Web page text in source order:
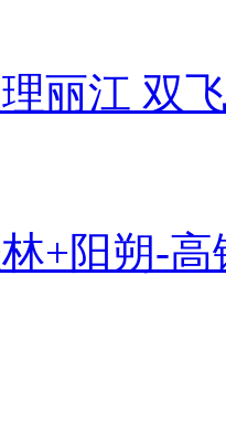
丽江 双
+阳朔-高